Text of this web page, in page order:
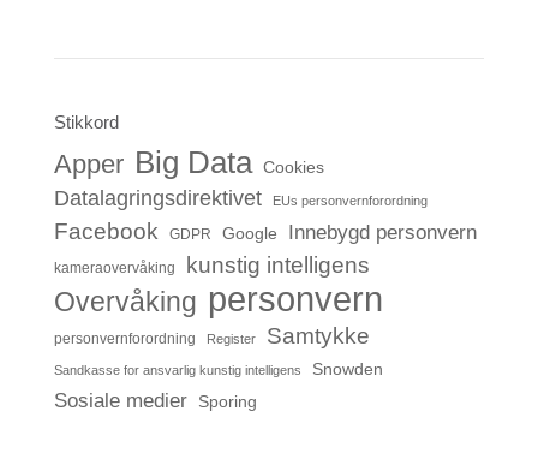
Stikkord
Apper Big Data Cookies
Datalagringsdirektivet EUs personvernforordning
Facebook GDPR Google Innebygd personvern
kameraovervåking kunstig intelligens
Overvåking personvern
personvernforordning Register Samtykke
Sandkasse for ansvarlig kunstig intelligens Snowden
Sosiale medier Sporing